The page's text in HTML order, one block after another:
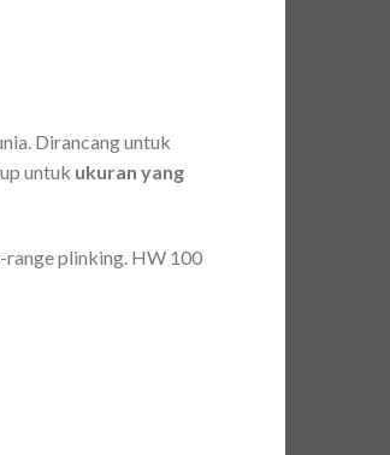
Dirancang untuk
untuk ukuran yang
range plinking. HW 100